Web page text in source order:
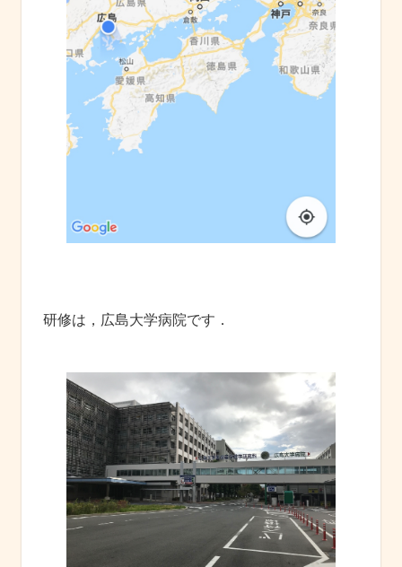
研修は，広島大学病院です．